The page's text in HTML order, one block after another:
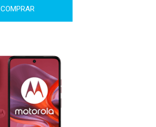
COMPRAR